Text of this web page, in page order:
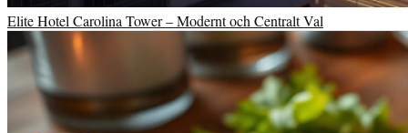
Elite Hotel Carolina Tower – Modernt och Centralt Val